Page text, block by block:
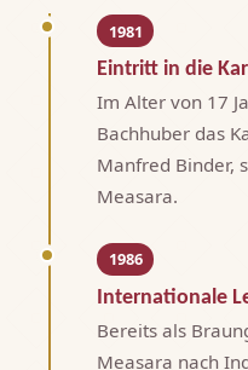
1981
Eintritt in die
Im Alter von 17
Bachhuber das
Manfred Binder,
Measara.
1986
Internationale
Bereits als
Measara nach